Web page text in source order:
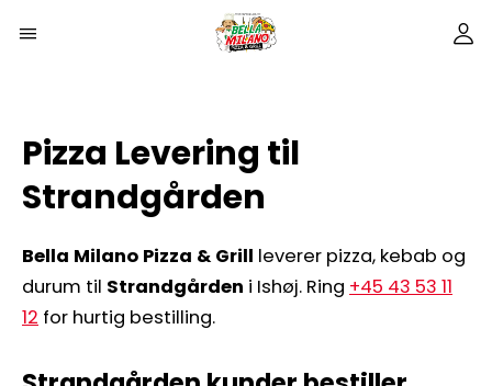
Pizza Levering til
Strandgården
Bella Milano Pizza & Grill leverer pizza, kebab og
durum til Strandgården i Ishøj. Ring +45 43 53 11
12 for hurtig bestilling.